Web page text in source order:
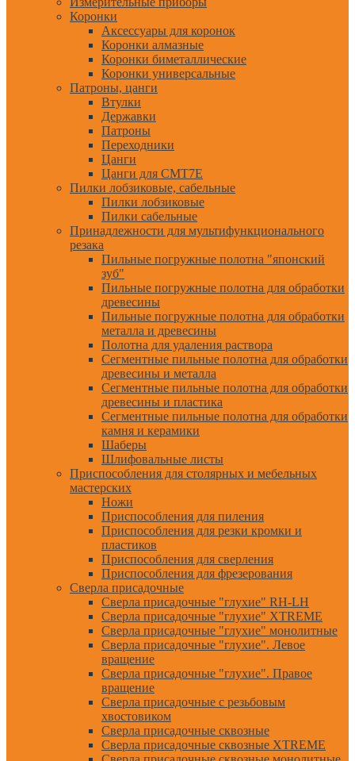
Коронки
Аксессуары для коронок
Коронки алмазные
Коронки биметаллические
Коронки универсальные
Патроны, цанги
Втулки
Державки
Патроны
Переходники
Цанги
Цанги для CMT7E
Пилки лобзиковые, сабельные
Пилки лобзиковые
Пилки сабельные
Принадлежности для мультифункционального
резака
Пильные погружные полотна "японский
зуб"
Пильные погружные полотна для обработки
древесины
Пильные погружные полотна для обработки
металла и древесины
Полотна для удаления раствора
Сегментные пильные полотна для обработки
древесины и металла
Сегментные пильные полотна для обработки
древесины и пластика
Сегментные пильные полотна для обработки
камня и керамики
Шаберы
Шлифовальные листы
Приспособления для столярных и мебельных
мастерских
Ножи
Приспособления для пиления
Приспособления для резки кромки и
пластиков
Приспособления для сверления
Приспособления для фрезерования
Сверла присадочные
Сверла присадочные "глухие" RH-LH
Сверла присадочные "глухие" XTREME
Сверла присадочные "глухие" монолитные
Сверла присадочные "глухие". Левое
вращение
Сверла присадочные "глухие". Правое
вращение
Сверла присадочные с резьбовым
хвостовиком
Сверла присадочные сквозные
Сверла присадочные сквозные XTREME